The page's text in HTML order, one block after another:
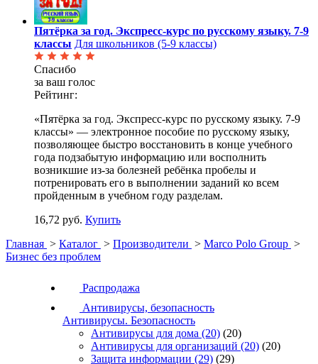
Пятёрка за год. Экспресс-курс по русскому языку. 7-9
классы Для школьников (5-9 классы)
Спасибо
за ваш голос
Рейтинг:
«Пятёрка за год. Экспресс-курс по русскому языку. 7-9
классы» — электронное пособие по русскому языку,
позволяющее быстро восстановить в конце учебного
года подзабытую информацию или восполнить
возникшие из-за болезней ребёнка пробелы и
потренировать его в выполнении заданий ко всем
пройденным в учебном году разделам.
16,72 руб. Купить
Главная > Каталог > Производители > Marco Polo Group >
Бизнес без проблем
Распродажа
Антивирусы, безопасность
Антивирусы. Безопасность
Антивирусы для дома (20) (20)
Антивирусы для организаций (20) (20)
Защита информации (29) (29)